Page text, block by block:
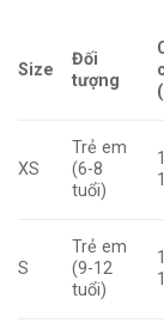
Size
Đối
tượng
XS
Trẻ em
(6-8
tuổi)
S
Trẻ em
(9-12
tuổi)